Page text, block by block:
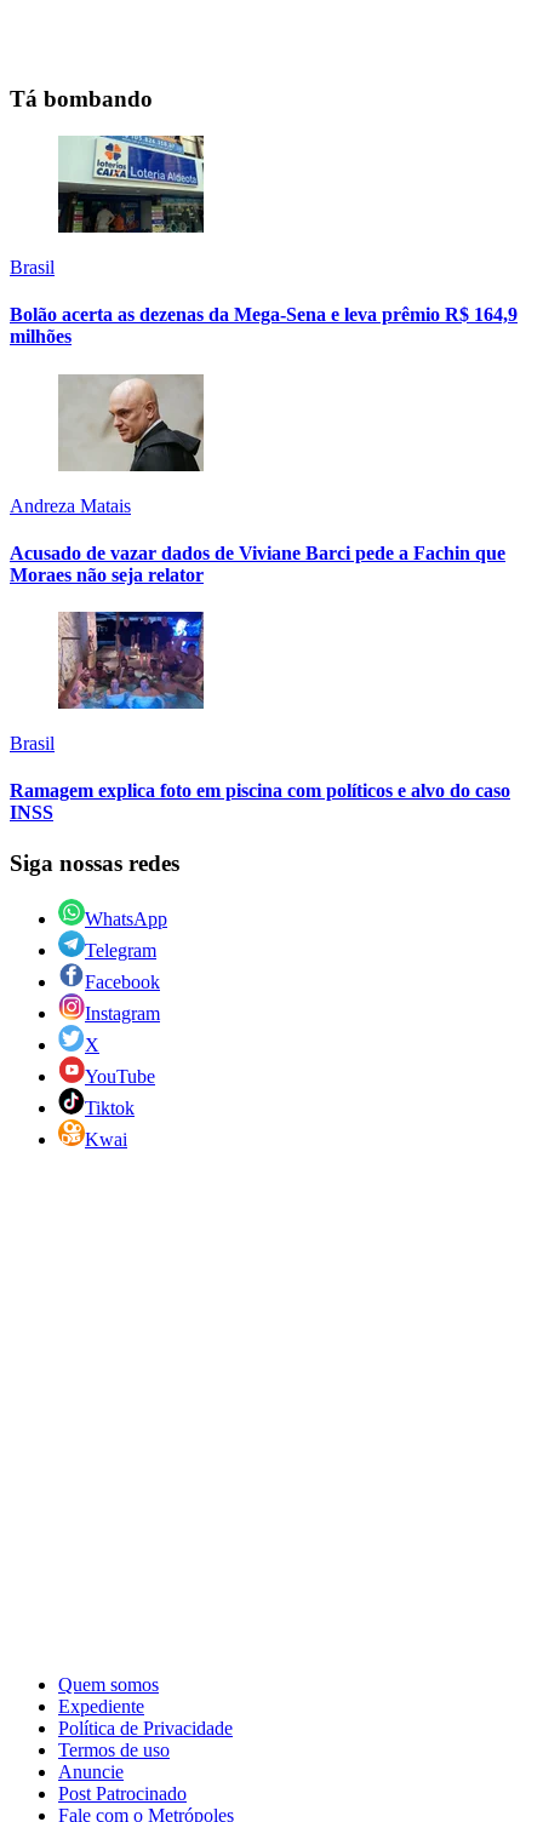
Tá bombando
Brasil
Bolão acerta as dezenas da Mega-Sena e leva prêmio R$ 164,9
milhões
Andreza Matais
Acusado de vazar dados de Viviane Barci pede a Fachin que
Moraes não seja relator
Brasil
Ramagem explica foto em piscina com políticos e alvo do caso
INSS
Siga nossas redes
WhatsApp
Telegram
Facebook
Instagram
X
YouTube
Tiktok
Kwai
Quem somos
Expediente
Política de Privacidade
Termos de uso
Anuncie
Post Patrocinado
Fale com o Metrópoles